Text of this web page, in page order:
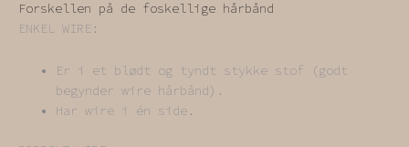
Forskellen på de foskellige hårbånd
ENKEL WIRE:
Er i et blødt og tyndt stykke stof (godt
begynder wire hårbånd).
Har wire i én side.